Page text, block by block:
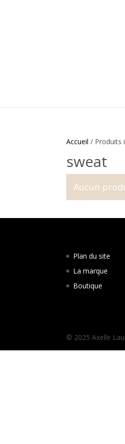
Accueil / Produits
sweat
Aucun
Plan du site
La marque
Boutique
© 2025 Axelle